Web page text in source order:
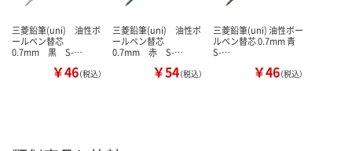
三菱鉛筆(uni) 油性ボ
ールペン替芯
0.7mm 黒 S-…
￥46（税込）
三菱鉛筆(uni) 油性ボ
ールペン替芯
0.7mm 赤 S-…
￥54（税込）
三菱鉛筆(uni) 油性ボー
ルペン替芯 0.7mm 青
S-…
￥46（税込）